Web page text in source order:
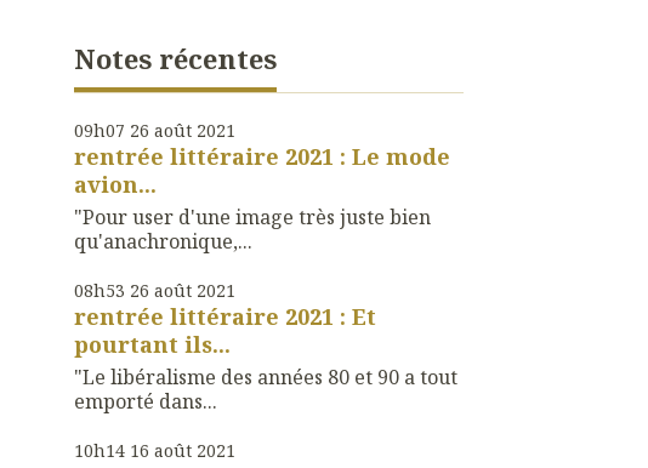
Notes récentes
09h07 26 août 2021
rentrée littéraire 2021 : Le mode
avion...
"Pour user d'une image très juste bien
qu'anachronique,...
08h53 26 août 2021
rentrée littéraire 2021 : Et
pourtant ils...
"Le libéralisme des années 80 et 90 a tout
emporté dans...
10h14 16 août 2021